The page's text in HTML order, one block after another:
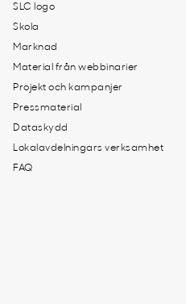
SLC logo
Skola
Marknad
Material från webbinarier
Projekt och kampanjer
Pressmaterial
Dataskydd
Lokalavdelningars verksamhet
FAQ